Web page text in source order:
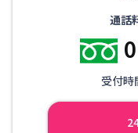
通話
受付